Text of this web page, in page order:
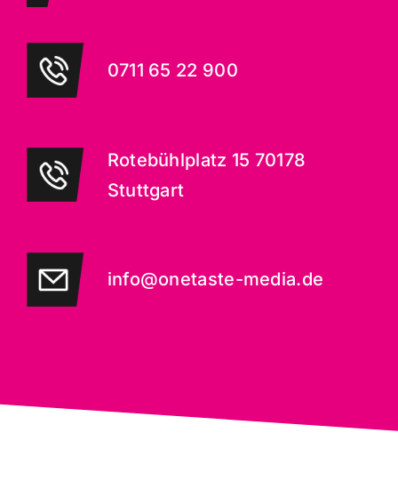
0711 65 22 900
Rotebühlplatz 15 70178
Stuttgart
info@onetaste-media.de